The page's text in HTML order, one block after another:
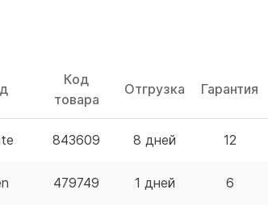
Код
товара
Отгрузка Гарантия
843609 8 дней 12
479749 1 дней 6